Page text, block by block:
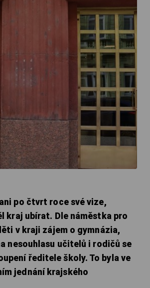
po čtvrt roce své vize,
kraj ubírat. Dle náměstka pro
v kraji zájem o gymnázia,
nesouhlasu učitelů i rodičů se
ředitele školy. To byla ve
jednání krajského